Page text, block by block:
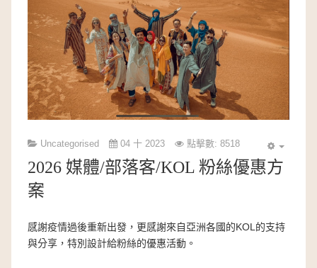
Uncategorised 04 十 2023 點擊數: 8518
2026 媒體/部落客/KOL 粉絲優惠方
案
感謝疫情過後重新出發，更感謝來自亞洲各國的KOL的支持
與分享，特別設計給粉絲的優惠活動。